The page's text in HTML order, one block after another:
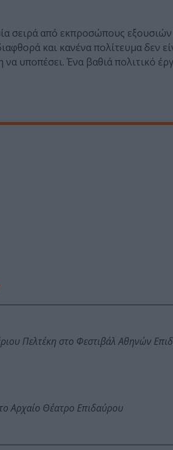
σειρά από εκπροσώπους
και κανένα πολίτευμα δεν
υποπέσει. Ένα βαθιά πολιτικό
Πελτέκη στο Φεστιβάλ Αθηνών
Αρχαίο Θέατρο Επιδαύρου